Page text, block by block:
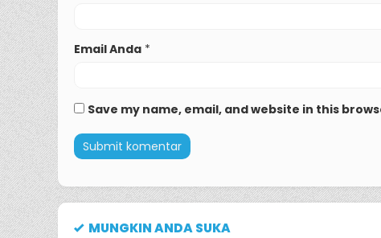
Email Anda *
Save my name, email, and website in this
MUNGKIN ANDA SUKA